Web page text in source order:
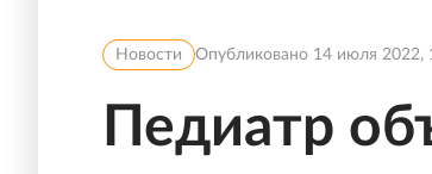
Новости Опубликовано 14 июля 2022,
Педиатр